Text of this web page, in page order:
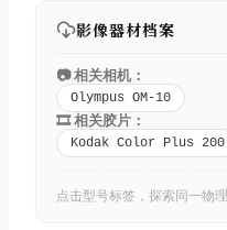
影像器材档案
📷 相关相机：
Olympus OM-10
🎞️ 相关胶片：
Kodak Color Plus 200
点击型号标签，探索同一物